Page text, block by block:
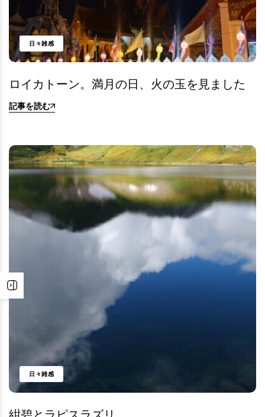
日々雑感
ロイカトーン。満月の日、火の玉を見ました
記事を読む
日々雑感